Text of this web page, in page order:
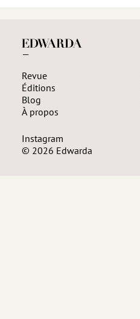
—
Revue
Éditions
Blog
À propos
Instagram
© 2026 Edwarda